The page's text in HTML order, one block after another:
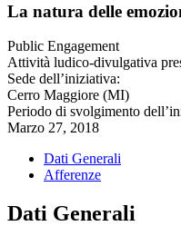
La natura delle
Public Engagement
Attività ludico-divulgativa
Sede dell’iniziativa:
Cerro Maggiore (MI)
Periodo di svolgimento
Marzo 27, 2018
Dati Generali
Afferenze
Dati Generali